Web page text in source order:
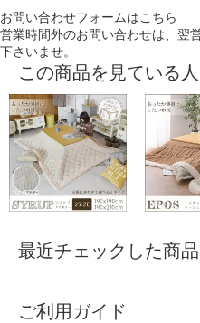
お問い合わせフォームはこちら
営業時間外のお問い合わせは、翌
下さいませ。
この商品を見ている
最近チェックした商品
ご利用ガイド